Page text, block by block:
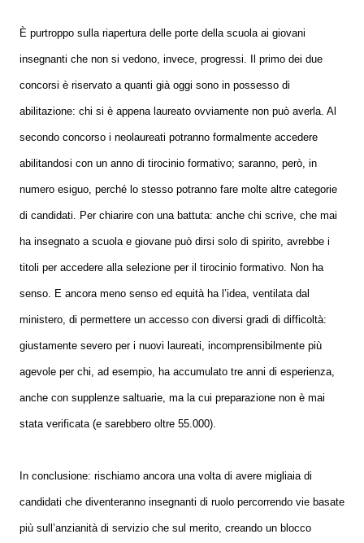
È purtroppo sulla riapertura delle porte della scuola ai giovani
insegnanti che non si vedono, invece, progressi. Il primo dei due
concorsi è riservato a quanti già oggi sono in possesso di
abilitazione: chi si è appena laureato ovviamente non può averla. Al
secondo concorso i neolaureati potranno formalmente accedere
abilitandosi con un anno di tirocinio formativo; saranno, però, in
numero esiguo, perché lo stesso potranno fare molte altre categorie
di candidati. Per chiarire con una battuta: anche chi scrive, che mai
ha insegnato a scuola e giovane può dirsi solo di spirito, avrebbe i
titoli per accedere alla selezione per il tirocinio formativo. Non ha
senso. E ancora meno senso ed equità ha l’idea, ventilata dal
ministero, di permettere un accesso con diversi gradi di difficoltà:
giustamente severo per i nuovi laureati, incomprensibilmente più
agevole per chi, ad esempio, ha accumulato tre anni di esperienza,
anche con supplenze saltuarie, ma la cui preparazione non è mai
stata verificata (e sarebbero oltre 55.000).
In conclusione: rischiamo ancora una volta di avere migliaia di
candidati che diventeranno insegnanti di ruolo percorrendo vie basate
più sull’anzianità di servizio che sul merito, creando un blocco